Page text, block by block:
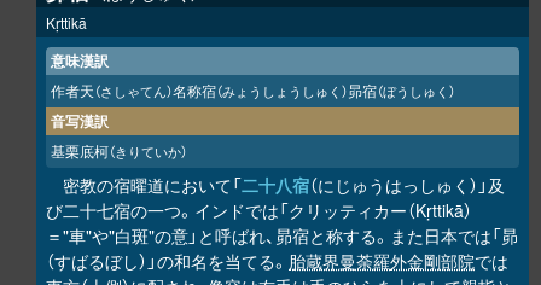
Kṛttikā
意味漢訳
作者天（さしゃてん）名称宿（みょうしょうしゅく）昴宿（ぼうしゅく）
音写漢訳
基栗底柯（きりていか）
密教の宿曜道において「二十八宿（にじゅうはっしゅく）」及
び二十七宿の一つ。インドでは「クリッティカー（Kṛttikā）
＝"車"や"白斑"の意」と呼ばれ、昴宿と称する。また日本では「昴
（すばるぼし）」の和名を当てる。 胎蔵界曼荼羅外金剛部院では